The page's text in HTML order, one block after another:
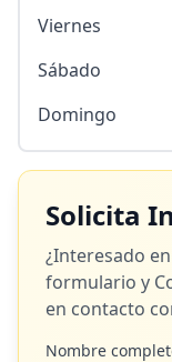
Viernes
Sábado
Domingo
Solicita
¿Interesado
formulario y
en contacto
Nombre